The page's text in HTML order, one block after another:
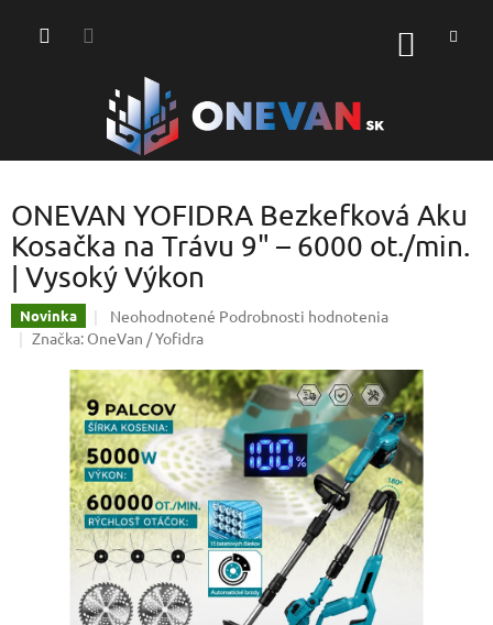
ONEVAN YOFIDRA Bezkefková Aku
Kosačka na Trávu 9" – 6000 ot./min.
| Vysoký Výkon
Novinka
Priemerné
hodnotenie
je
0,0
z
5
hviezdičiek.
Neohodnotené Podrobnosti hodnotenia
Značka: OneVan / Yofidra